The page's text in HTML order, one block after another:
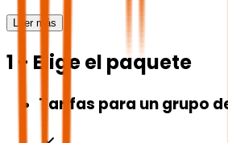
Leer más
1 - Elige el paquete
Tarifas para un grupo